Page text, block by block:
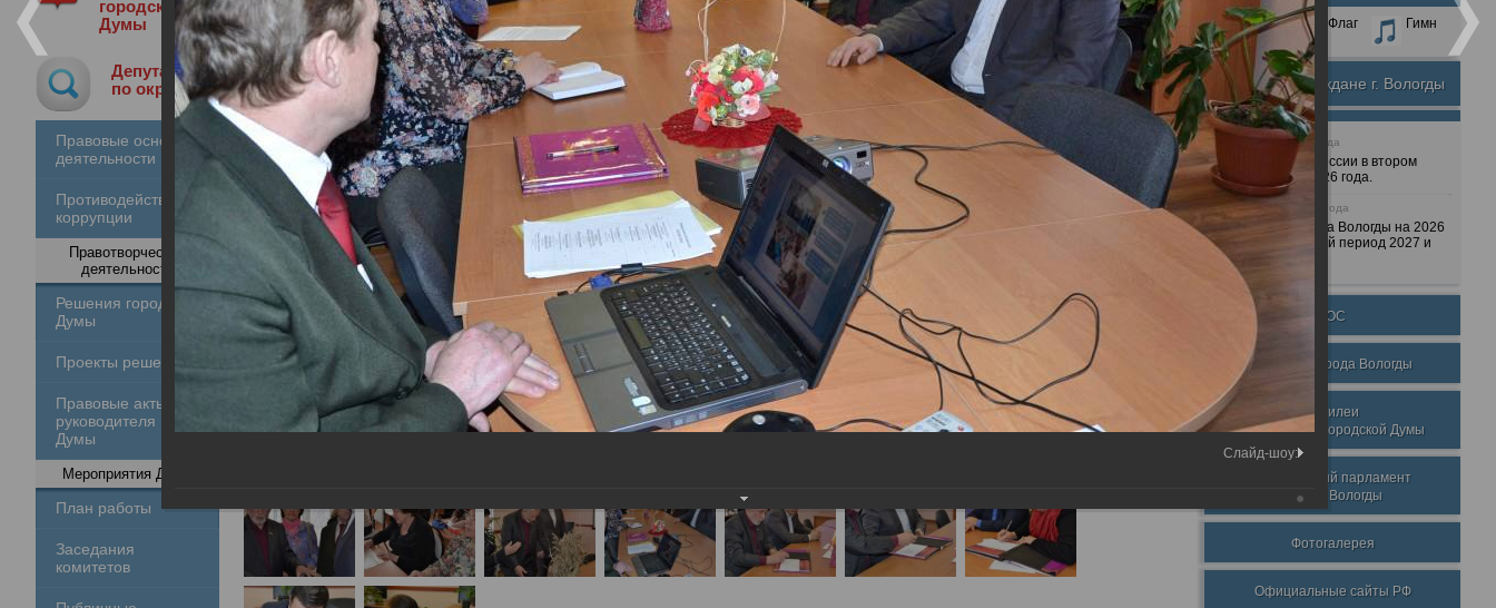
городской
Думы
Депутат
по округу
Правовые основы
деятельности
Противодействие
коррупции
Правотворческая
деятельность
Решения городской
Думы
Проекты решений
Правовые акты
руководителя
Думы
Мероприятия Думы
План работы
Заседания
комитетов
Выезд депутатов в центр Забота
21.03.2012
Герб Флаг Гимн
Почетные граждане г. Вологды
25 июня 2026 года
Очередные сессии в втором
полугодии 2026 года.
7 декабря 2025 года
Бюджет города Вологды на 2026
год и плановый период 2027 и
ТОС
Награды города Вологды
Юбилеи
Вологодской городской Думы
Молодежный парламент
города Вологды
Фотогалерея
Официальные сайты РФ
Слайд-шоу: